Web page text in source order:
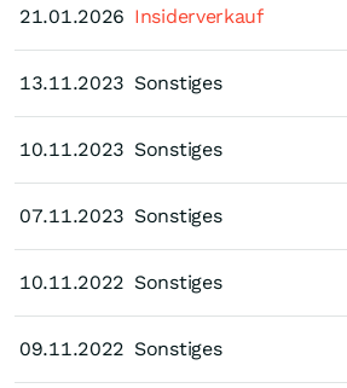
21.01.2026
13.11.2023
10.11.2023
07.11.2023
10.11.2022
09.11.2022
21.01.2026 Insiderverkauf
13.11.2023 Sonstiges
10.11.2023 Sonstiges
07.11.2023 Sonstiges
10.11.2022 Sonstiges
09.11.2022 Sonstiges